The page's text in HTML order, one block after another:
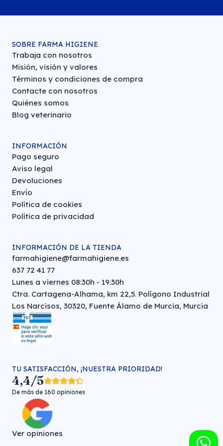
SOBRE FARMA HIGIENE
Trabaja con nosotros
Misión, visión y valores
Términos y condiciones de compra
Contacte con nosotros
Quiénes somos
Blog veterinario
INFORMACIÓN
Pago seguro
Aviso legal
Devoluciones
Envío
Política de cookies
Política de privacidad
INFORMACIÓN DE LA TIENDA
farmahigiene@farmahigiene.es
637 72 41 77
Lunes a viernes 08:30h - 19:30h
Ctra. Cartagena-Alhama, km 22,5. Polígono Industrial
Los Narcisos, 30320, Fuente Álamo de Murcia, Murcia
TU SATISFACCIÓN, ¡NUESTRA PRIORIDAD!
4,4/5
De más de 160 opiniones
Ver opiniones